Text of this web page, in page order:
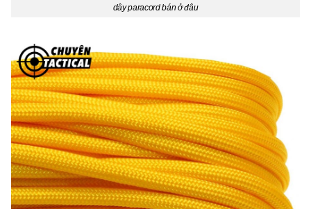
dây paracord bán ở đâu